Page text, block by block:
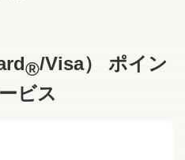
®/Visa） ポイン
ビス